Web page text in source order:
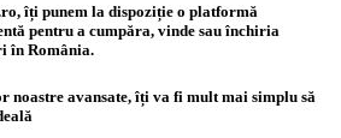
îți punem la dispoziție o platformă
pentru a cumpăra, vinde sau închiria
în România.
avansate, îți va fi mult mai simplu să